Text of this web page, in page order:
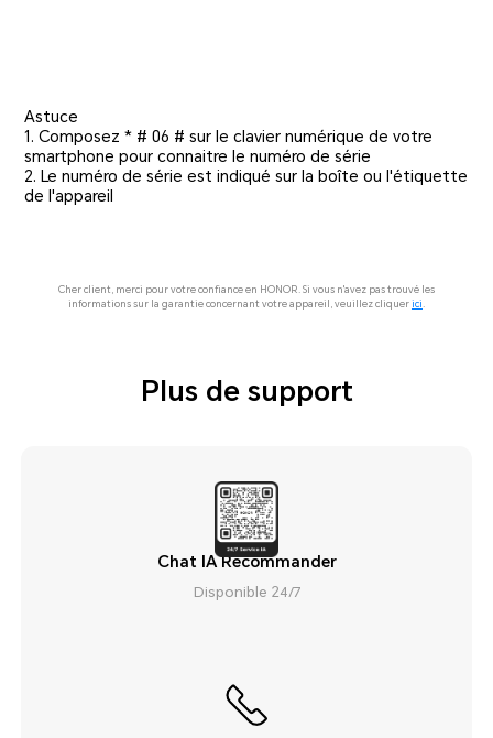
Astuce
1. Composez * # 06 # sur le clavier numérique de votre
smartphone pour connaitre le numéro de série
2. Le numéro de série est indiqué sur la boîte ou l'étiquette
de l'appareil
Cher client, merci pour votre confiance en HONOR. Si vous n'avez pas trouvé les
informations sur la garantie concernant votre appareil, veuillez cliquer ici .
Plus de support
Chat IA Recommander
Disponible 24/7